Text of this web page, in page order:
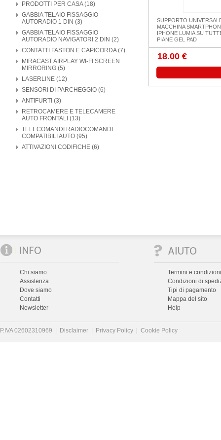
PRODOTTI PER CASA (18)
GABBIA TELAIO FISSAGGIO
AUTORADIO 1 DIN (3)
GABBIA TELAIO FISSAGGIO
AUTORADIO NAVIGATORI 2 DIN (2)
CONTATTI FASTON E CAPICORDA (7)
MIRACAST AIRPLAY WI-FI SCREEN
MIRRORING (5)
LASERLINE (12)
SENSORI DI PARCHEGGIO (6)
ANTIFURTI (3)
RETROCAMERE E TELECAMERE
AUTO FRONTALI (13)
TELECOMANDI RADIOCOMANDI
COMPATIBILI AUTO (95)
ATTIVAZIONI CODIFICHE (6)
SUPPORTO
MACCHINA
IPHONE LUMIA SU
PIANE GEL PAD
18.00 €
Chi siamo
Assistenza
Dove siamo
Contatti
Newsletter
Termini e
Condizioni di
Tipi di pagamento
Mappa del sito
Help
P.IVA 02602310969 | Disclaimer Privacy Policy Cookie Policy